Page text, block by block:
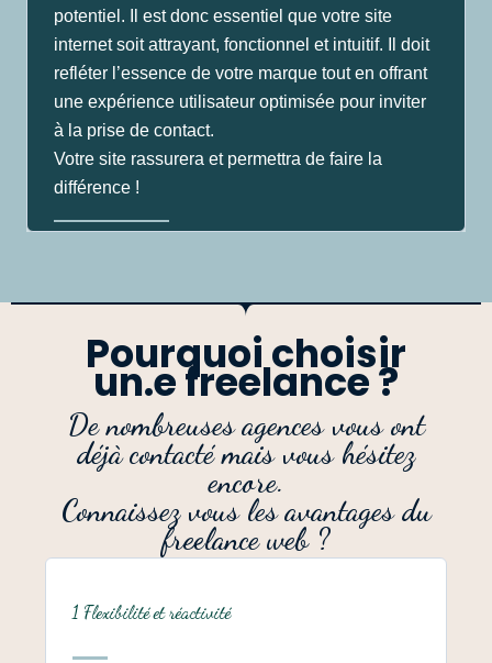
potentiel. Il est donc essentiel que votre site
internet soit attrayant, fonctionnel et intuitif. Il doit
refléter l’essence de votre marque tout en offrant
une expérience utilisateur optimisée pour inviter
à la prise de contact.
Votre site rassurera et permettra de faire la
différence !
Pourquoi choisir
un.e freelance ?
De nombreuses agences vous ont
déjà contacté mais vous hésitez
encore.
Connaissez vous les avantages du
freelance web ?
1 Flexibilité et réactivité